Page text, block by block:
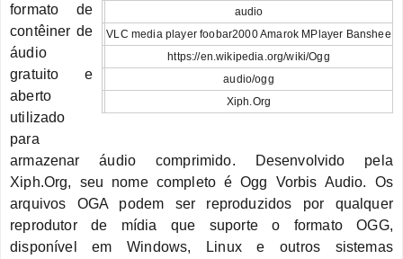
audio
VLC media player foobar2000 Amarok MPlayer Banshee
https://en.wikipedia.org/wiki/Ogg
audio/ogg
Xiph.Org
formato de
contêiner de
áudio
gratuito e
aberto
utilizado
para
armazenar áudio comprimido. Desenvolvido pela
Xiph.Org, seu nome completo é Ogg Vorbis Audio. Os
arquivos OGA podem ser reproduzidos por qualquer
reprodutor de mídia que suporte o formato OGG,
disponível em Windows, Linux e outros sistemas